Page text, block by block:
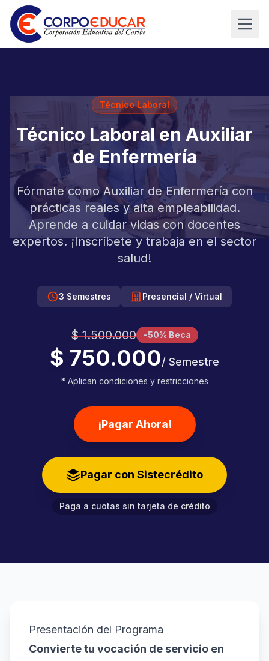
Técnico Laboral
Técnico Laboral en Auxiliar
de Enfermería
Fórmate como Auxiliar de Enfermería con
prácticas reales y alta empleabilidad.
Aprende a cuidar vidas con docentes
expertos. ¡Inscríbete y trabaja en el sector
salud!
3 Semestres Presencial / Virtual
$ 1.500.000 -50% Beca
$ 750.000/ Semestre
* Aplican condiciones y restricciones
¡Pagar Ahora!
Pagar con Sistecrédito
Paga a cuotas sin tarjeta de crédito
Presentación del Programa
Convierte tu vocación de servicio en